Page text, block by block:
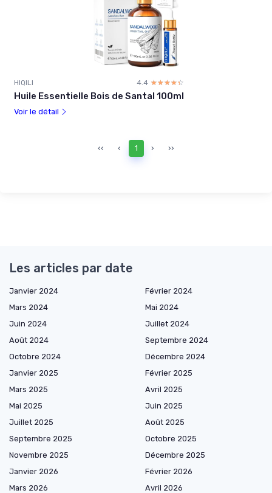
HIQILI 4.4 ☆☆☆☆☆
★★★★★
Huile Essentielle Bois de Santal 100ml
Voir le détail
‹‹ ‹ 1 › ››
Les articles par date
Janvier 2024
Février 2024
Mars 2024
Mai 2024
Juin 2024
Juillet 2024
Août 2024
Septembre 2024
Octobre 2024
Décembre 2024
Janvier 2025
Février 2025
Mars 2025
Avril 2025
Mai 2025
Juin 2025
Juillet 2025
Août 2025
Septembre 2025
Octobre 2025
Novembre 2025
Décembre 2025
Janvier 2026
Février 2026
Mars 2026
Avril 2026